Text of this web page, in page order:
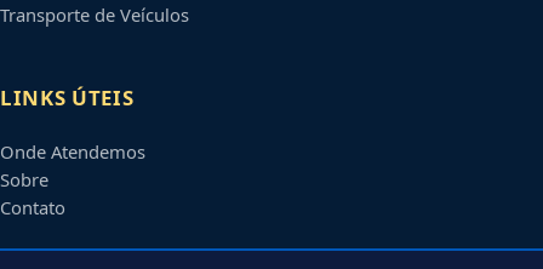
Transporte de Veículos
LINKS ÚTEIS
Onde Atendemos
Sobre
Contato